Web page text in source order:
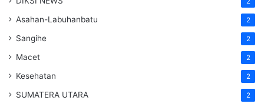
Asahan-Labuhanbatu 2
Sangihe 2
Macet 2
Kesehatan 2
SUMATERA UTARA 2